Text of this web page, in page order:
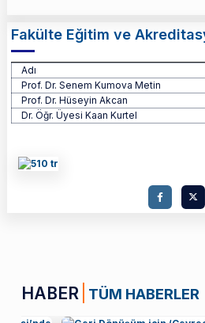
Fakülte Eğitim ve
Fakülte Eğitim ve Akreditasyon Kurulu
Adı
Prof. Dr. Senem Kumova Metin
Prof. Dr. Hüseyin Akcan
Dr. Öğr. Üyesi Kaan Kurtel
HABER TÜM HABERLER